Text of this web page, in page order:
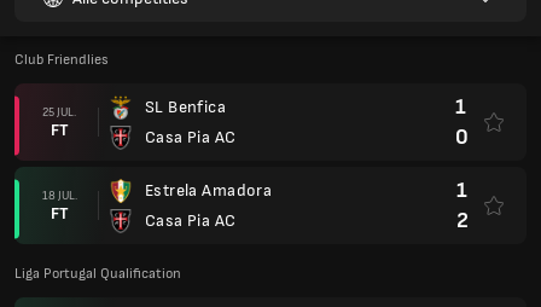
Club Friendlies
25 JUL.
FT
SL Benfica
Casa Pia AC
1
0
18 JUL.
FT
Estrela Amadora
Casa Pia AC
1
2
Liga Portugal Qualification